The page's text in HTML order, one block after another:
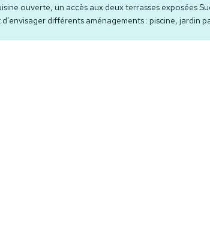
ouverte, un accès aux deux terrasses exposées
différents aménagements : piscine, jardin